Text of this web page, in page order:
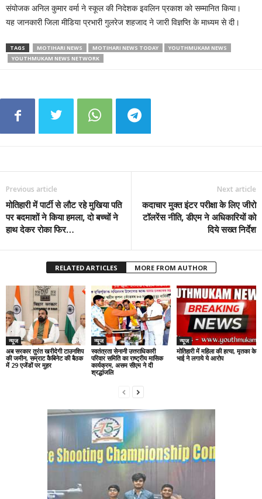
संयोजक अनिल कुमार वर्मा ने स्कूल की निदेशक इवलिन प्रकाश को सम्मानित किया।
यह जानकारी जिला मीडिया प्रभारी गुलरेज शहजाद ने जारी विज्ञप्ति के माध्यम से दी।
TAGS MOTIHARI NEWS MOTIHARI NEWS TODAY
YOUTHMUKAM NEWS
YOUTHMUKAM NEWS NETWORK
Previous article
मोतिहारी में पार्टी से लौट रहे मुखिया पति
पर बदमाशों ने किया हमला, दो बच्चों ने
हाथ देकर रोका फिर…
Next article
कदाचार मुक्त इंटर परीक्षा के लिए जीरो
टॉलरेंस नीति, डीएम ने अधिकारियों को
दिये सख्त निर्देश
RELATED ARTICLES MORE FROM AUTHOR
न्यूज
अब सरकार तुरंत खरीदेगी टाउनशिप
की जमीन, सम्राट कैबिनेट की बैठक
में 29 एजेंडों पर मुहर
न्यूज
स्वतंत्रता सेनानी उत्तराधिकारी
परिवार समिति का राष्ट्रीय मासिक
कार्यक्रम, असम सीएम ने दी
श्रद्धांजलि
न्यूज
मोतिहारी में महिला की हत्या, मृतका के
भाई ने लगाये ये आरोप